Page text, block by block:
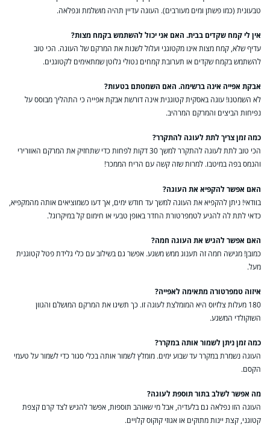
טבעונית (כמו פשתן ומים מעורבים). העוגה עדיין תהיה מושלמת ונפלאה.
אין לי קמח שקדים בבית. האם אני יכול להשתמש בקמח מצות?
עדיף שלא, קמח מצות אינו מקטוגני ועלול לשנות את המרקם של העוגה. הכי טוב
להשתמש בקמח שקדים או תערובת קמחים נטולי גלוטן שמתאימים לקטוגנים.
אבקת אפייה אינה ברשימה. האם השמטתם בטעות?
לא השמטנו! עוגה באסקית קטוגנית אינה דורשת אבקת אפייה כי התהליך מבוסס על
נפיחות הביצים והמרקם המרהיב.
כמה זמן צריך לתת לעוגה להתקרר?
הכי טוב לתת לעוגה להתקרר למשך 30 דקות לפחות כדי שתחזיק את המרקם האוורירי
והנמס בפה במיטבו. למרות שזה קשה עם הריח הממכר!
האם אפשר להקפיא את העוגה?
בוודאי! ניתן להקפיא את העוגה למשך עד חודש ימים, אך דעו כשמוציאים אותה מהמקפיא,
כדאי לתת לה להגיע לטמפרטורת החדר באופן טבעי או חימום קל במיקרוגל.
האם אפשר להגיש את העוגה חמה?
כמובן! מגישה חמה זה תענוג ממש משגע. אפשר גם בשילוב עם כלי גלידת פטל קטוגנית
מעל.
איזוה טמפרטורה מתאימה לאפייה?
180 מעלות צלזיוס היא המומלצת לעוגה זו. כך תשיגו את המרקם המושלם והגוון
השוקולדי המשגע.
כמה זמן ניתן לשמור אותה במקרר?
העוגה נשמרת במקרר עד שבוע ימים. מומלץ לשמור אותה בכלי סגור כדי לשמור על טעמי
הקסם.
מה אפשר לשלב בתור תוספת לעוגה?
העוגה הזו נפלאה גם בלעדיה, אבל מי שאוהב תוספות, אפשר להגיש לצד קרם קצפת
קטוגני, קצת יינות מתוקים או אגוזי קוקוס קלויים.